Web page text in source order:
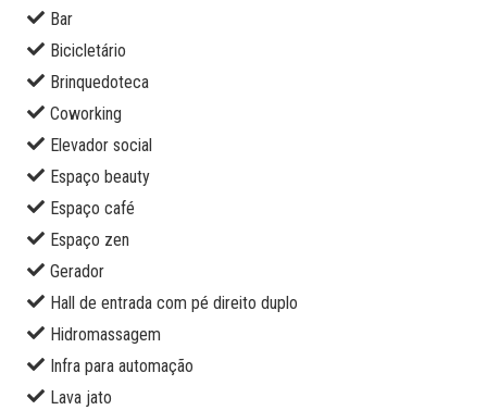
Bar
Bicicletário
Brinquedoteca
Coworking
Elevador social
Espaço beauty
Espaço café
Espaço zen
Gerador
Hall de entrada com pé direito duplo
Hidromassagem
Infra para automação
Lava jato